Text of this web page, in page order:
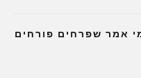
אמר שפרחים פורחים